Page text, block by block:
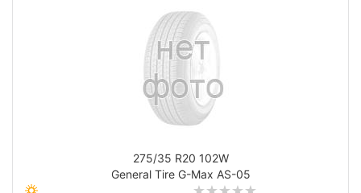
275/35 R20 102W
General Tire G-Max AS-05